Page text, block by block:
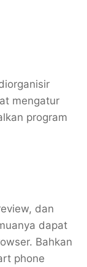
mengatur
program
dan
dapat
Bahkan
phone